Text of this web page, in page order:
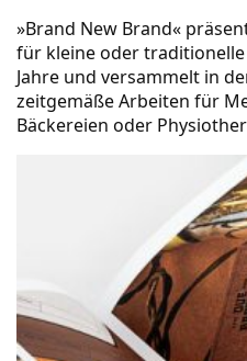
»Brand New Brand«
für kleine oder
Jahre und versammelt in
zeitgemäße Arbeiten für
Bäckereien oder